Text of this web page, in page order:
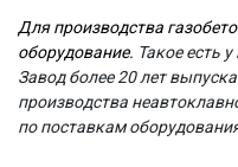
Для производства
оборудование. Такое есть
Завод более 20 лет
производства
по поставкам